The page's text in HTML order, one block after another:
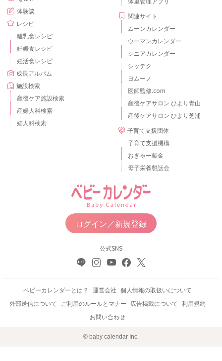
体験談
レシピ
離乳食レシピ
妊娠食レシピ
妊活食レシピ
成長アルバム
施設検索
産後ケア施設検索
産婦人科検索
婦人科検索
関連サイト
ムーンカレンダー
ウーマンカレンダー
シニアカレンダー
シッテク
ヨムーノ
医師監修.com
産後ケアサロン ひより青山
産後ケアサロン ひより芝浦
子育て支援団体
子育て支援機構
おぎゃー献金
母子栄養懇話会
ログイン／新規登録
公式SNS
ベビーカレンダーとは？ 運営会社 個人情報の取扱いについて
外部送信について ご利用のルールとマナー 広告掲載について 利用規約
お問い合わせ
© baby calendar Inc.